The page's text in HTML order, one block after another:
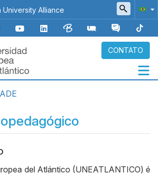
University Alliance
CONTATO
del Atlántico (UNEATLANTICO) é